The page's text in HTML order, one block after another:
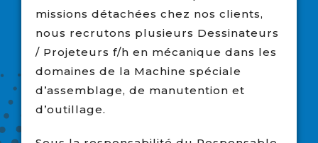
missions détachées chez nos clients,
nous recrutons plusieurs Dessinateurs
/ Projeteurs f/h en mécanique dans les
domaines de la Machine spéciale
d’assemblage, de manutention et
d’outillage.